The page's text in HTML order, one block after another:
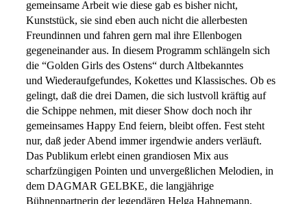
gemeinsame Arbeit wie diese gab es bisher nicht,
Kunststück, sie sind eben auch nicht die allerbesten
Freundinnen und fahren gern mal ihre Ellenbogen
gegeneinander aus. In diesem Programm schlängeln sich
die “Golden Girls des Ostens“ durch Altbekanntes
und Wiederaufgefundes, Kokettes und Klassisches. Ob es
gelingt, daß die drei Damen, die sich lustvoll kräftig auf
die Schippe nehmen, mit dieser Show doch noch ihr
gemeinsames Happy End feiern, bleibt offen. Fest steht
nur, daß jeder Abend immer irgendwie anders verläuft.
Das Publikum erlebt einen grandiosen Mix aus
scharfzüngigen Pointen und unvergeßlichen Melodien, in
dem DAGMAR GELBKE, die langjährige
Bühnenpartnerin der legendären Helga Hahnemann,